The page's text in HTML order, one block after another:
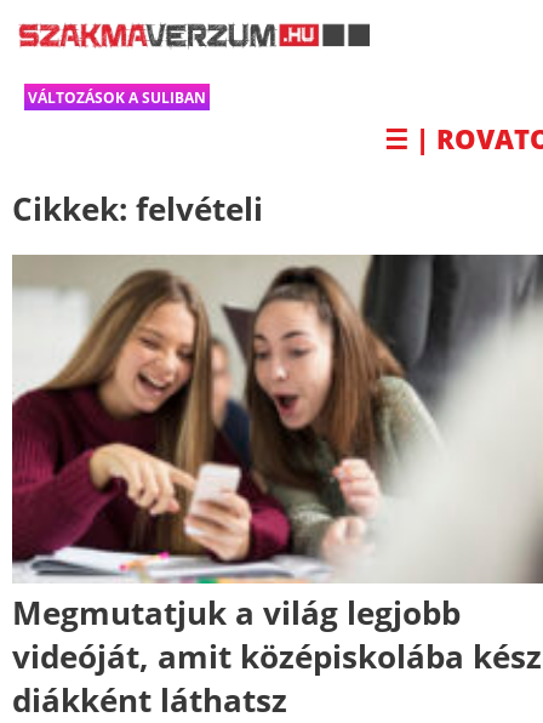
VÁLTOZÁSOK A SULIBAN
☰ |
Cikkek: felvételi
Megmutatjuk a világ legjobb
videóját, amit középiskolába
diákként láthatsz